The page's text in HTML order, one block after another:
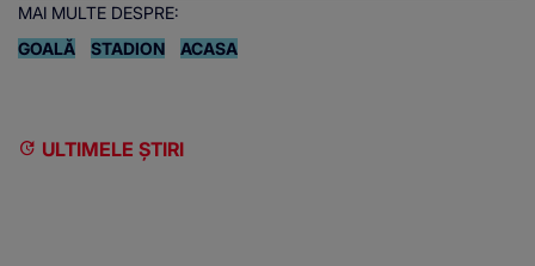
MAI MULTE DESPRE:
GOALĂ
STADION ACASA
ULTIMELE ȘTIRI